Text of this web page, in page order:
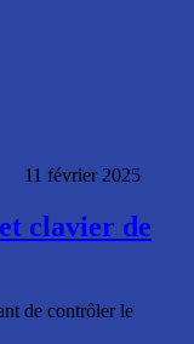
11 février 2025
clavier de
de contrôler le